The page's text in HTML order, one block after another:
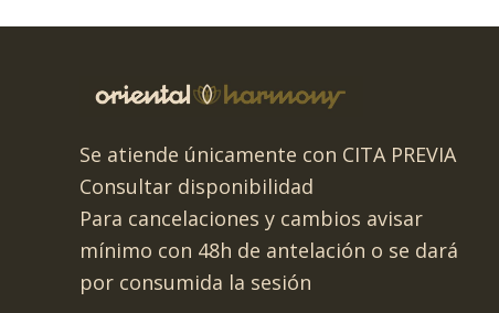
Se atiende únicamente con CITA PREVIA
Consultar disponibilidad
Para cancelaciones y cambios avisar
mínimo con 48h de antelación o se dará
por consumida la sesión